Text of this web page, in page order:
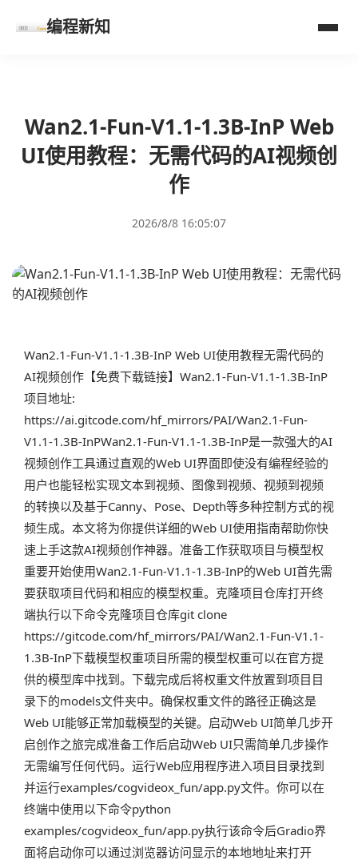
编程新知
Wan2.1-Fun-V1.1-1.3B-InP Web
UI使用教程：无需代码的AI视频创
作
2026/8/8 16:05:07
Wan2.1-Fun-V1.1-1.3B-InP Web UI使用教程无需代码的
AI视频创作【免费下载链接】Wan2.1-Fun-V1.1-1.3B-InP
项目地址:
https://ai.gitcode.com/hf_mirrors/PAI/Wan2.1-Fun-
V1.1-1.3B-InPWan2.1-Fun-V1.1-1.3B-InP是一款强大的AI
视频创作工具通过直观的Web UI界面即使没有编程经验的
用户也能轻松实现文本到视频、图像到视频、视频到视频
的转换以及基于Canny、Pose、Depth等多种控制方式的视
频生成。本文将为你提供详细的Web UI使用指南帮助你快
速上手这款AI视频创作神器。准备工作获取项目与模型权
重要开始使用Wan2.1-Fun-V1.1-1.3B-InP的Web UI首先需
要获取项目代码和相应的模型权重。克隆项目仓库打开终
端执行以下命令克隆项目仓库git clone
https://gitcode.com/hf_mirrors/PAI/Wan2.1-Fun-V1.1-
1.3B-InP下载模型权重项目所需的模型权重可以在官方提
供的模型库中找到。下载完成后将权重文件放置到项目目
录下的models文件夹中。确保权重文件的路径正确这是
Web UI能够正常加载模型的关键。启动Web UI简单几步开
启创作之旅完成准备工作后启动Web UI只需简单几步操作
无需编写任何代码。运行Web应用程序进入项目目录找到
并运行examples/cogvideox_fun/app.py文件。你可以在
终端中使用以下命令python
examples/cogvideox_fun/app.py执行该命令后Gradio界
面将启动你可以通过浏览器访问显示的本地地址来打开